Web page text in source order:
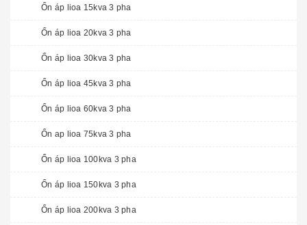
Ổn áp lioa 15kva 3 pha
Ổn áp lioa 20kva 3 pha
Ổn áp lioa 30kva 3 pha
Ổn áp lioa 45kva 3 pha
Ổn áp lioa 60kva 3 pha
Ổn ap lioa 75kva 3 pha
Ổn áp lioa 100kva 3 pha
Ổn áp lioa 150kva 3 pha
Ổn áp lioa 200kva 3 pha